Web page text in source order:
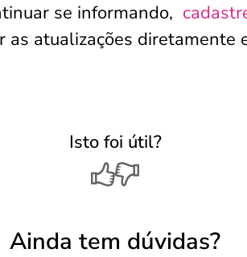
se informando,
as atualizações diretamente
Isto foi útil?
Ainda tem dúvidas?